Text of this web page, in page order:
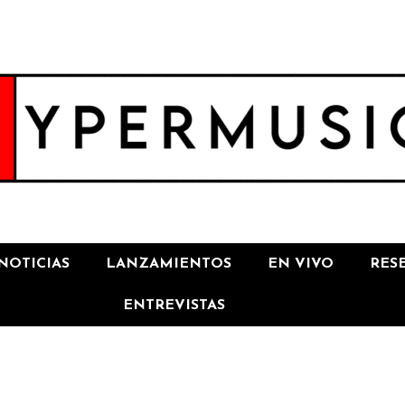
LANZAMIENTOS EN VIVO
ENTREVISTAS